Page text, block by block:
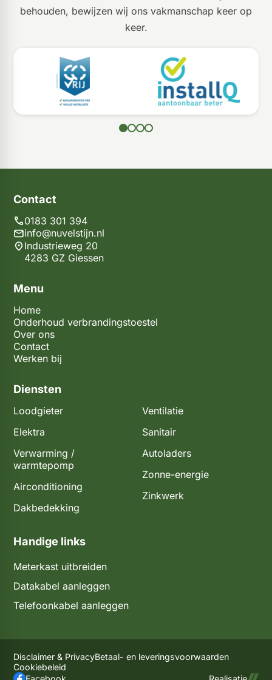
behouden, bewijzen wij ons vakmanschap keer op
keer.
Menu
Home
Onderhoud verbrandingstoestel
Over ons
Contact
Werken bij
Diensten
Loodgieter
Elektra
Verwarming /
warmtepomp
Airconditioning
Dakbedekking
Ventilatie
Sanitair
Autoladers
Zonne-energie
Zinkwerk
Handige links
Meterkast uitbreiden​​
Datakabel aanleggen
Telefoonkabel aanleggen
Contact
0183 301 394
info@nuvelstijn.nl
Industrieweg 20
4283 GZ Giessen
Disclaimer & PrivacyBetaal- en leveringsvoorwaarden
Cookiebeleid